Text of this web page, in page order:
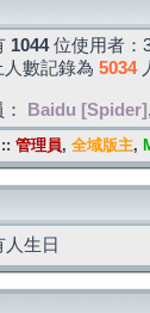
1044位使用者：
數記錄為 5034
Baidu [Spider] ,
管理員, 全域版主,
生日